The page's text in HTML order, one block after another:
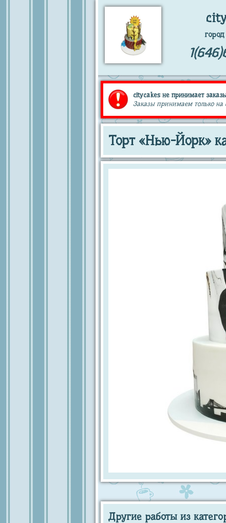
citycakes не принимает
Заказы принимаем только
Торт «Нью-Йорк»
Другие работы из